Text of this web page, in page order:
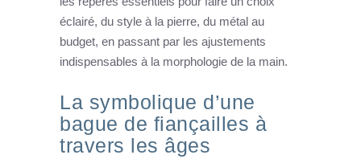
éclairé, du style à la pierre, du métal au
budget, en passant par les ajustements
indispensables à la morphologie de la main.
La symbolique d’une
bague de fiançailles à
travers les âges